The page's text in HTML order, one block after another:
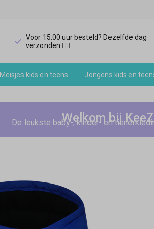
Voor 15:00 uur besteld? Dezelfde dag
verzonden 🏃‍♀️
Meisjes kids en teens Jongens kids en
Welkom bij
De leukste baby-, kinder- en